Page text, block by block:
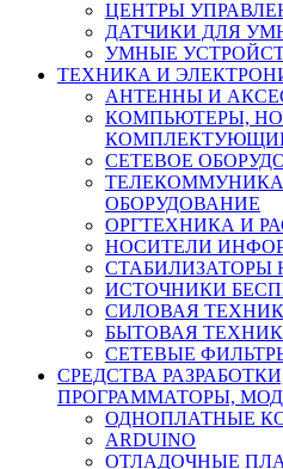
ЦЕНТРЫ
ДАТЧИКИ ДЛЯ
УМНЫЕ
ТЕХНИКА И
АНТЕННЫ И
КОМПЬЮТЕРЫ,
СЕТЕВОЕ
ОБОРУДОВАНИЕ
ОРГТЕХНИКА И
НОСИТЕЛИ
СТАБИЛИЗАТОРЫ
ИСТОЧНИКИ
СИЛОВАЯ
БЫТОВАЯ
СЕТЕВЫЕ
СРЕДСТВА
ПРОГРАММАТОРЫ,
ОДНОПЛАТНЫЕ
ARDUINO
ОТЛАДОЧНЫЕ